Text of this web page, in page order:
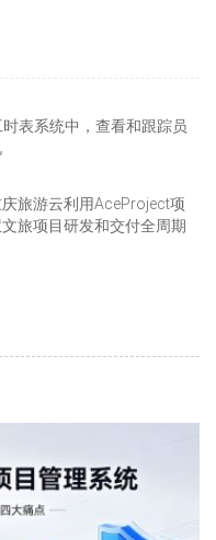
表系统中，查看和跟踪员
旅游云利用AceProject项
旅项目研发和交付全周期